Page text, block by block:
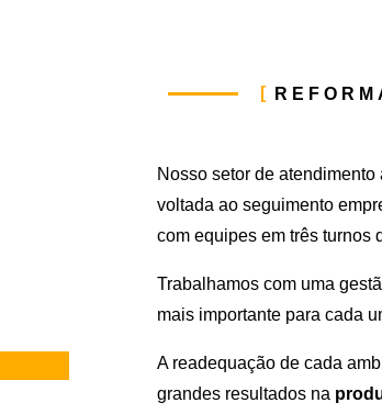
Nosso setor de
voltada ao seguimento
com equipes em três turnos
Trabalhamos com uma
mais importante para cada
A readequação de cada
grandes resultados na